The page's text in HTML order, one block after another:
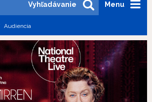
Menu
Vyhľadávanie
Audiencia